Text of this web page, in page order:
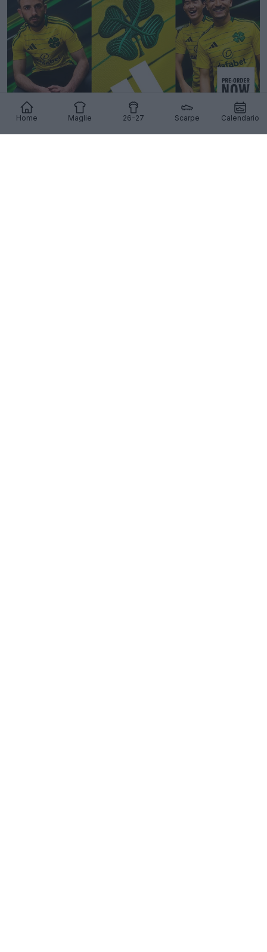
Home Maglie 26-27 Scarpe Calendario
Rilasciata la maglia da trasferta del Celtic 24-25
UFFICIALE 0 0 0 215 22 Lug 2024